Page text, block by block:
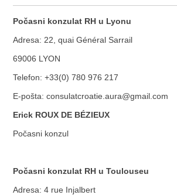
Počasni konzulat RH u Lyonu
Adresa: 22, quai Général Sarrail
69006 LYON
Telefon: +33(0) 780 976 217
E-pošta: consulatcroatie.aura@gmail.com
Erick ROUX DE BÉZIEUX
Počasni konzul
Počasni konzulat RH u Toulouseu
Adresa: 4 rue Injalbert